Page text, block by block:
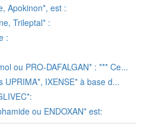
Apokinon*, est :
Trileptal* :
:
ou PRO-DAFALGAN* : *** Ce...
UPRIMA*, IXENSE* à base d...
ou ENDOXAN* est: